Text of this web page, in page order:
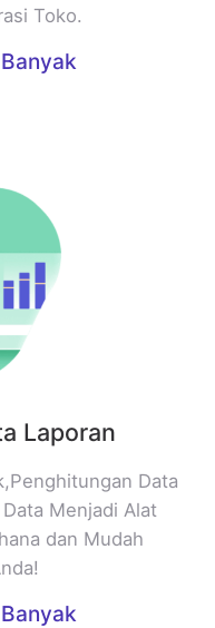
Toko.
Laporan
Data
Menjadi Alat
dan Mudah